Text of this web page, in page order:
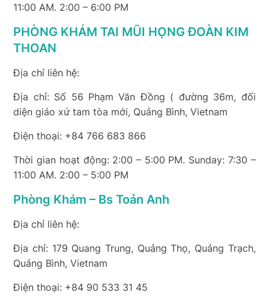
11:00 AM. 2:00 – 6:00 PM
PHÒNG KHÁM TAI MŨI HỌNG ĐOÀN KIM
THOAN
Địa chỉ liên hệ:
Địa chỉ: Số 56 Phạm Văn Đồng ( đường 36m, đối
diện giáo xứ tam tòa mới, Quảng Bình, Vietnam
Điện thoại: +84 766 683 866
Thời gian hoạt động: 2:00 – 5:00 PM. Sunday: 7:30 –
11:00 AM. 2:00 – 5:00 PM
Phòng Khám – Bs Toản Anh
Địa chỉ liên hệ:
Địa chỉ: 179 Quang Trung, Quảng Thọ, Quảng Trạch,
Quảng Bình, Vietnam
Điện thoại: +84 90 533 31 45